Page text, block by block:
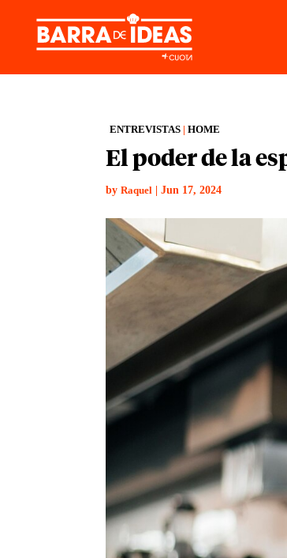
ENTREVISTAS |HOME
El poder de la
byRaquel |Jun 17, 2024